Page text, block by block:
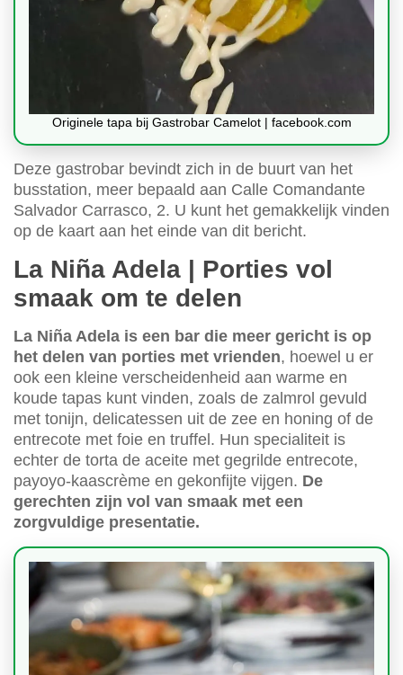
Originele tapa bij Gastrobar Camelot | facebook.com
Deze gastrobar bevindt zich in de buurt van het
busstation, meer bepaald aan Calle Comandante
Salvador Carrasco, 2. U kunt het gemakkelijk vinden
op de kaart aan het einde van dit bericht.
La Niña Adela | Porties vol
smaak om te delen
La Niña Adela is een bar die meer gericht is op
het delen van porties met vrienden, hoewel u er
ook een kleine verscheidenheid aan warme en
koude tapas kunt vinden, zoals de zalmrol gevuld
met tonijn, delicatessen uit de zee en honing of de
entrecote met foie en truffel. Hun specialiteit is
echter de torta de aceite met gegrilde entrecote,
payoyo-kaascrème en gekonfijte vijgen. De
gerechten zijn vol van smaak met een
zorgvuldige presentatie.